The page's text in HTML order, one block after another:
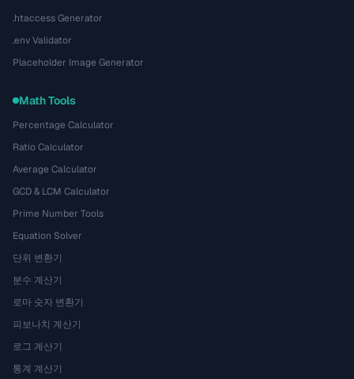
.htaccess Generator
.env Validator
Placeholder Image Generator
Math Tools
Percentage Calculator
Ratio Calculator
Average Calculator
GCD & LCM Calculator
Prime Number Tools
Equation Solver
단위 변환기
분수 계산기
로마 숫자 변환기
피보나치 계산기
로그 계산기
통계 계산기